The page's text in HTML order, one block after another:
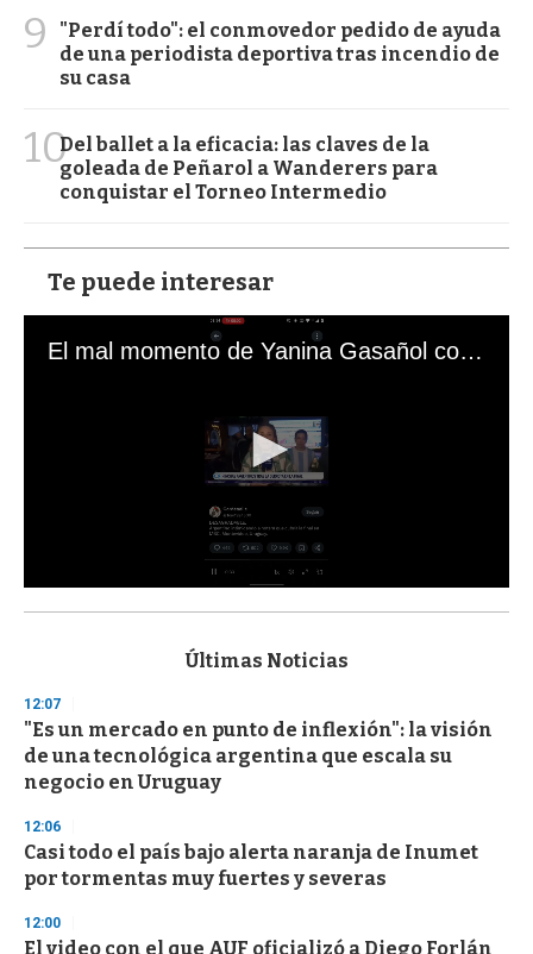
9
"Perdí todo": el conmovedor pedido de ayuda
de una periodista deportiva tras incendio de
su casa
10Del ballet a la eficacia: las claves de la
goleada de Peñarol a Wanderers para
conquistar el Torneo Intermedio
Te puede interesar
El mal momento de Yanina Gasañol con un hincha argentino en "Subrayado"
s
d
s
o
f
3
s
e
c
o
d
s
Últimas Noticias
12:07
"Es un mercado en punto de inflexión": la visión
de una tecnológica argentina que escala su
negocio en Uruguay
12:06
Casi todo el país bajo alerta naranja de Inumet
por tormentas muy fuertes y severas
12:00
El video con el que AUF oficializó a Diego Forlán